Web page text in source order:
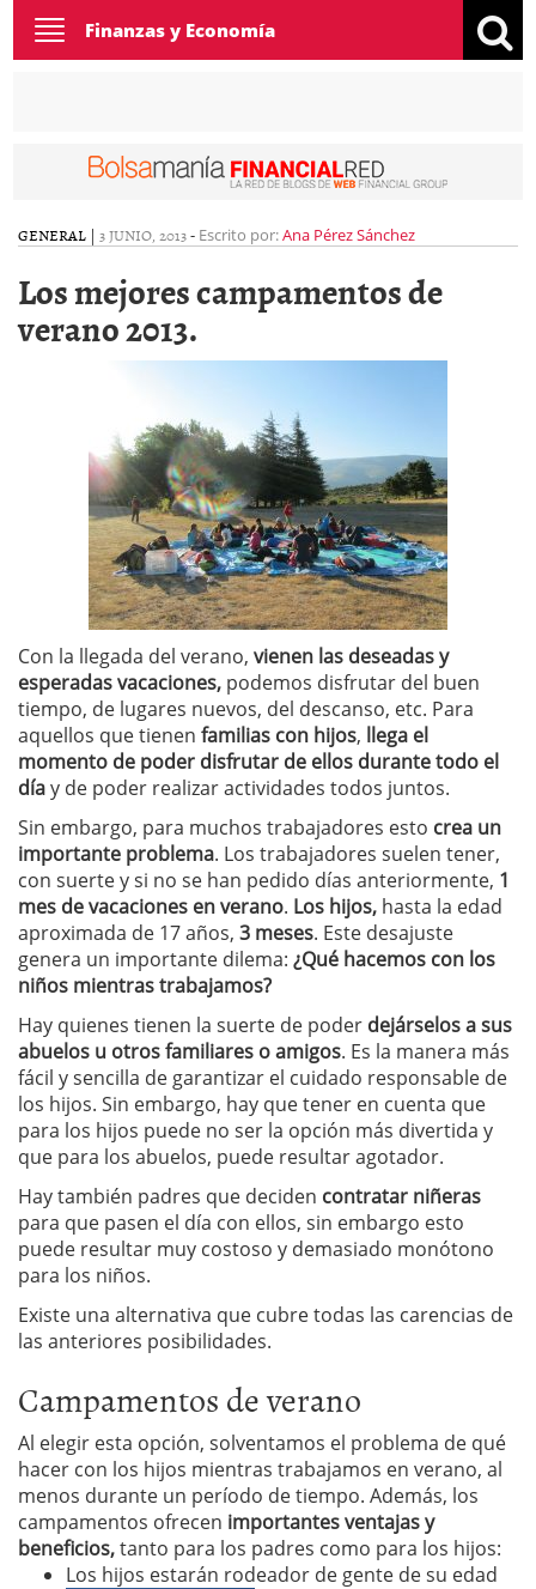
Toggle
navigation
Finanzas y Economía
GENERAL | 3 JUNIO, 2013- Escrito por:Ana Pérez Sánchez
Los mejores campamentos de
verano 2013.
Con la llegada del verano, vienen las deseadas y
esperadas vacaciones, podemos disfrutar del buen
tiempo, de lugares nuevos, del descanso, etc. Para
aquellos que tienen familias con hijos, llega el
momento de poder disfrutar de ellos durante todo el
díay de poder realizar actividades todos juntos.
Sin embargo, para muchos trabajadores esto crea un
importante problema. Los trabajadores suelen tener,
con suerte y si no se han pedido días anteriormente, 1
mes de vacaciones en verano. Los hijos, hasta la edad
aproximada de 17 años, 3 meses. Este desajuste
genera un importante dilema: ¿Qué hacemos con los
niños mientras trabajamos?
Hay quienes tienen la suerte de poder dejárselos a sus
abuelos u otros familiares o amigos. Es la manera más
fácil y sencilla de garantizar el cuidado responsable de
los hijos. Sin embargo, hay que tener en cuenta que
para los hijos puede no ser la opción más divertida y
que para los abuelos, puede resultar agotador.
Hay también padres que deciden contratar niñeras
para que pasen el día con ellos, sin embargo esto
puede resultar muy costoso y demasiado monótono
para los niños.
Existe una alternativa que cubre todas las carencias de
las anteriores posibilidades.
Campamentos de verano
Al elegir esta opción, solventamos el problema de qué
hacer con los hijos mientras trabajamos en verano, al
menos durante un período de tiempo. Además, los
campamentos ofrecen importantes ventajas y
beneficios,tanto para los padres como para los hijos:
Los hijos estarán rodeador de gente de su edad